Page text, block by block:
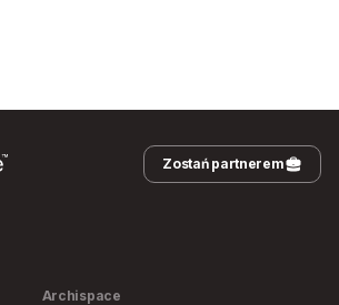
Zostań partnerem
Archispace